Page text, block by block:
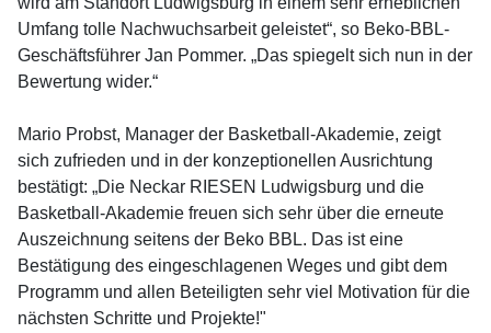
Umfang tolle Nachwuchsarbeit geleistet“, so Beko-BBL-
Geschäftsführer Jan Pommer. „Das spiegelt sich nun in der
Bewertung wider.“
Mario Probst, Manager der Basketball-Akademie, zeigt
sich zufrieden und in der konzeptionellen Ausrichtung
bestätigt: „Die Neckar RIESEN Ludwigsburg und die
Basketball-Akademie freuen sich sehr über die erneute
Auszeichnung seitens der Beko BBL. Das ist eine
Bestätigung des eingeschlagenen Weges und gibt dem
Programm und allen Beteiligten sehr viel Motivation für die
nächsten Schritte und Projekte!"